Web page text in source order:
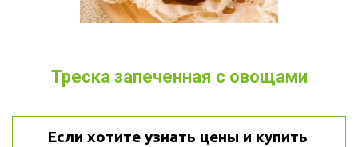
Треска запеченная с овощами
Если хотите узнать цены и купить